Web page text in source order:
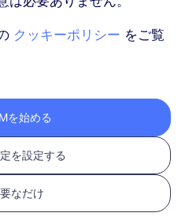
詳細
域）
クッキーポリシー をご覧
を始める
を設定する
なだけ